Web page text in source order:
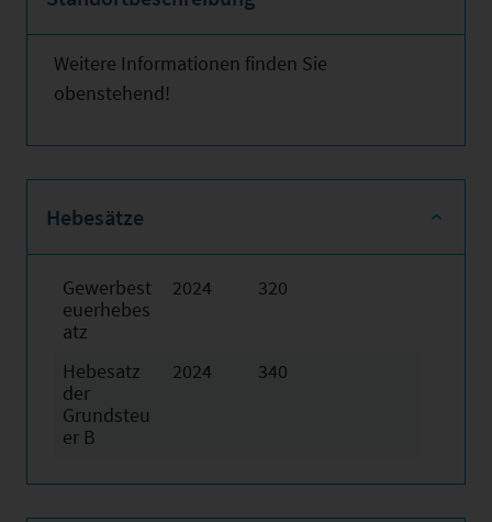
Weitere Informationen finden Sie
obenstehend!
Hebesätze
Gewerbest
euerhebes
atz
2024 320
Hebesatz
der
Grundsteu
er B
2024 340